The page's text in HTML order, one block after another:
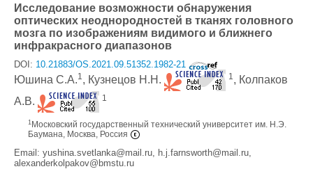
Исследование возможности обнаружения
оптических неоднородностей в тканях головного
мозга по изображениям видимого и ближнего
инфракрасного диапазонов
DOI: 10.21883/OS.2021.09.51352.1982-21
Юшина С.А.1 , Кузнецов Н.Н. 1 , Колпаков
А.В.
1
1 Московский государственный технический университет им. Н.Э.
Баумана, Москва, Россия
Email: yushina.svetlanka@mail.ru, h.j.farnsworth@mail.ru,
alexanderkolpakov@bmstu.ru